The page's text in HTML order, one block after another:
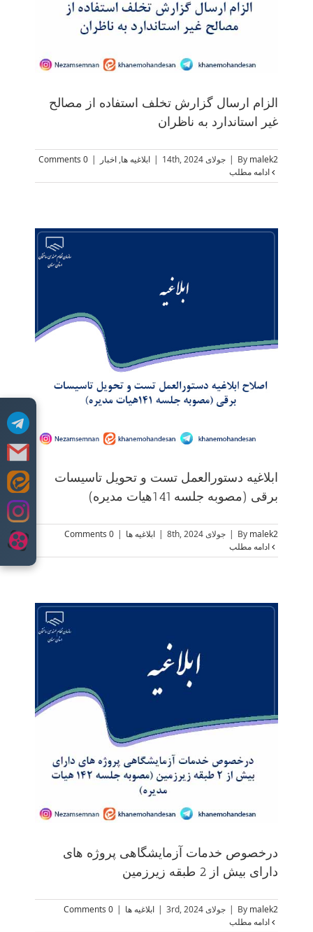
Skip
to
الزام ارسال گزارش تخلف استفاده از مصالح
غیر استاندارد به ناظران
By malek2
| جولای 14th, 2024 | ابلاغیه ها, اخبار |
0 Comments
ادامه مطلب
ابلاغیه دستورالعمل تست و تحویل تاسیسات
برقی (مصوبه جلسه 141هیات مدیره)
By malek2
| جولای 8th, 2024 | ابلاغیه ها |
0 Comments
ادامه مطلب
درخصوص خدمات آزمایشگاهی پروژه های
دارای بیش از 2 طبقه زیرزمین
By malek2
| جولای 3rd, 2024 | ابلاغیه ها |
0 Comments
ادامه مطلب